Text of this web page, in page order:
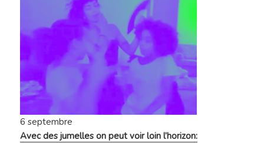
6 septembre
Avec des jumelles on peut voir loin l’horizon: